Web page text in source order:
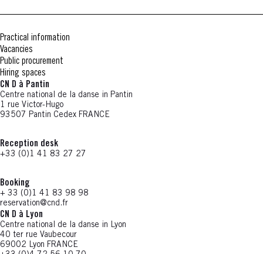
Practical information
Vacancies
Public procurement
Hiring spaces
CN D à Pantin
Centre national de la danse in Pantin
1 rue Victor-Hugo
93507 Pantin Cedex FRANCE
Reception desk
+33 (0)1 41 83 27 27
Booking
+ 33 (0)1 41 83 98 98
reservation@cnd.fr
CN D à Lyon
Centre national de la danse in Lyon
40 ter rue Vaubecour
69002 Lyon FRANCE